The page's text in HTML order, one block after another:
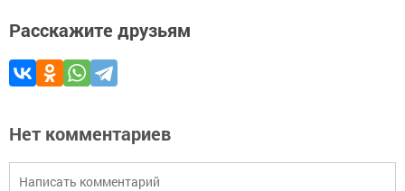
Расскажите друзьям
Нет комментариев